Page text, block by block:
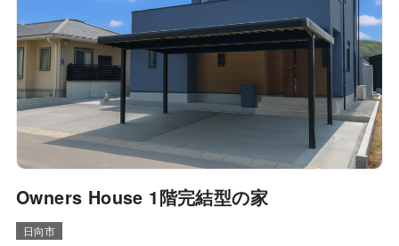
Owners House 1階完結型の家
日向市